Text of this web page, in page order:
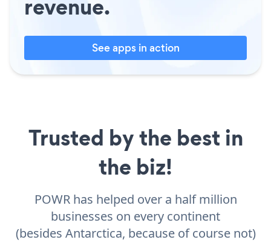
revenue.
See apps in action
Trusted by the best in
the biz!
POWR has helped over a half million
businesses on every continent
(besides Antarctica, because of course not)